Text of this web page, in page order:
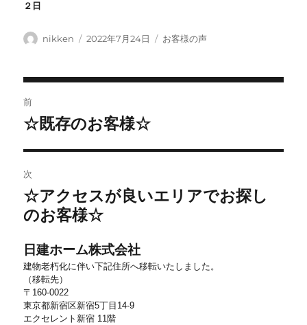
２日
投
nikken
投
2022年7月24日
カ
リ
お客様の声
稿
ナ
ビ
ゲ
ー
シ
ョ
ン
前
前
の
☆既存のお客様☆
次
次
の
投
☆アクセスが良いエリアでお探し
のお客様☆
日建ホーム株式会社
建物老朽化に伴い下記住所へ移転いたしました。
（移転先）
〒160-0022
東京都新宿区新宿5丁目14-9
エクセレント新宿 11階